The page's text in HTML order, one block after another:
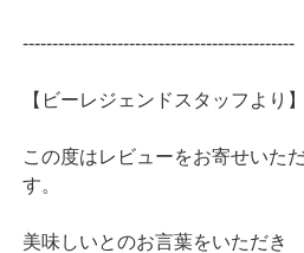
----------------------------------------------
【ビーレジェンドスタッフより】
この度はレビューをお寄せいた
す。
美味しいとのお言葉をいただき